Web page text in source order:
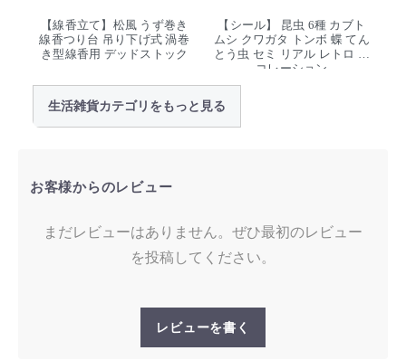
【線香立て】松風 うず巻き
線香つり台 吊り下げ式 渦巻
き型線香用 デッドストック
【シール】 昆虫 6種 カブト
ムシ クワガタ トンボ 蝶 てん
とう虫 セミ リアル レトロ デ
コレーション
生活雑貨カテゴリをもっと見る
お客様からのレビュー
まだレビューはありません。ぜひ最初のレビュー
を投稿してください。
レビューを書く